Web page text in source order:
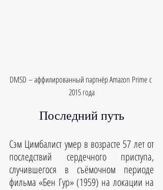
DMSD – аффилированный партнёр Amazon Prime с
2015 года
Последний путь
Сэм Цимбалист умер в возрасте 57 лет от
последствий сердечного приступа,
случившегося в съёмочном периоде
фильма «Бен Гур» (1959) на локации на